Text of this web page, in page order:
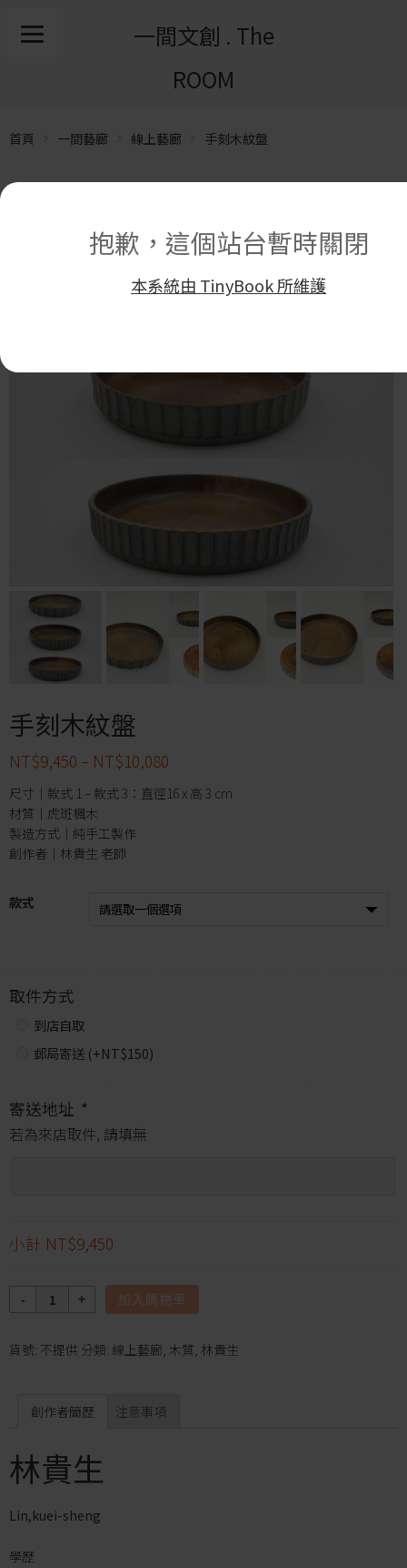
抱歉，這個站台暫時關閉
本系統由 TinyBook 所維護
一間文創 . The
ROOM
首頁 一間藝廊 線上藝廊 手刻木紋盤
手刻木紋盤
NT$9,450 – NT$10,080
尺寸｜款式 1 – 款式 3：直徑16 x 高 3 cm
材質｜虎斑楓木
製造方式｜純手工製作
創作者｜林貴生 老師
款式
取件方式
到店自取
郵局寄送 (+NT$150)
寄送地址 *
若為來店取件, 請填無
小計 NT$9,450
加入購物車
貨號: 不提供 分類: 線上藝廊 木質 林貴生
創作者簡歷 注意事項
林貴生
Lin,kuei-sheng
學歷